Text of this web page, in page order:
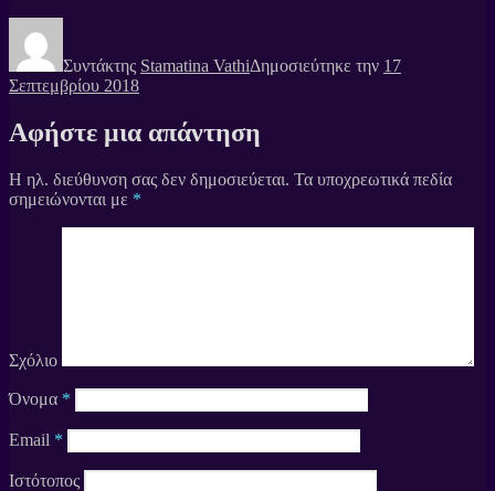
Συντάκτης Stamatina VathiΔημοσιεύτηκε την 17
Σεπτεμβρίου 2018
Αφήστε μια απάντηση
Η ηλ. διεύθυνση σας δεν δημοσιεύεται. Τα υποχρεωτικά πεδία
σημειώνονται με *
Σχόλιο
Όνομα *
Email *
Ιστότοπος